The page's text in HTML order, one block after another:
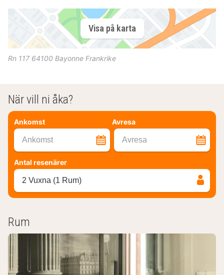
Visa på karta
Rn 117 64100 Bayonne Frankrike
När vill ni åka?
Ankomst Avresa
Ankomst Avresa
Antal resenärer
2 Vuxna (1 Rum)
Rum